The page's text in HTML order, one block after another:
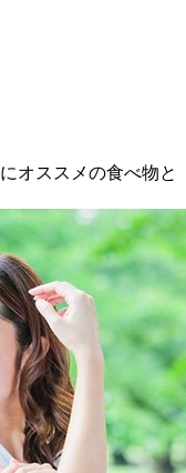
オススメの食べ物と